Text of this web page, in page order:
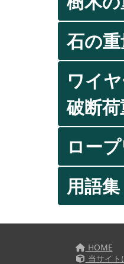
石の
ワイ
破断
ロー
用語集
HOME
当サイト